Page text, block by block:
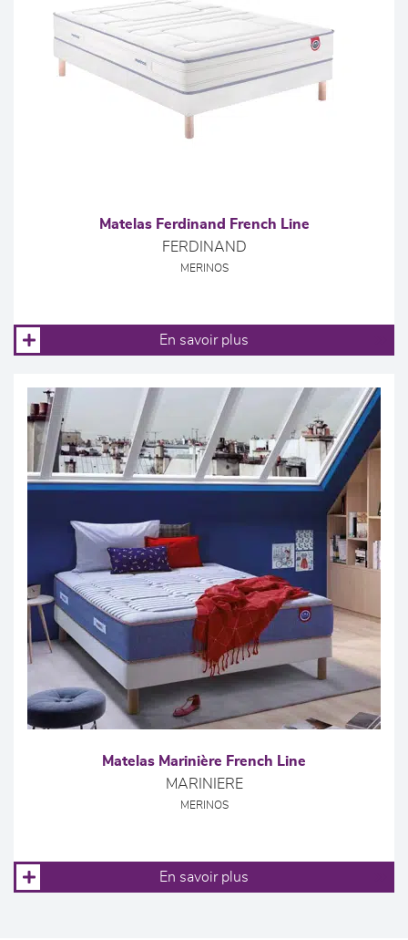
Matelas Ferdinand French Line
FERDINAND
MERINOS
En savoir plus
Matelas Marinière French Line
MARINIERE
MERINOS
En savoir plus